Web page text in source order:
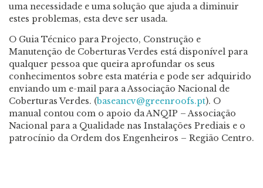
uma necessidade e uma solução que ajuda a diminuir
estes problemas, esta deve ser usada.
O Guia Técnico para Projecto, Construção e
Manutenção de Coberturas Verdes está disponível para
qualquer pessoa que queira aprofundar os seus
conhecimentos sobre esta matéria e pode ser adquirido
enviando um e-mail para a Associação Nacional de
Coberturas Verdes. (baseancv@greenroofs.pt). O
manual contou com o apoio da ANQIP – Associação
Nacional para a Qualidade nas Instalações Prediais e o
patrocínio da Ordem dos Engenheiros – Região Centro.